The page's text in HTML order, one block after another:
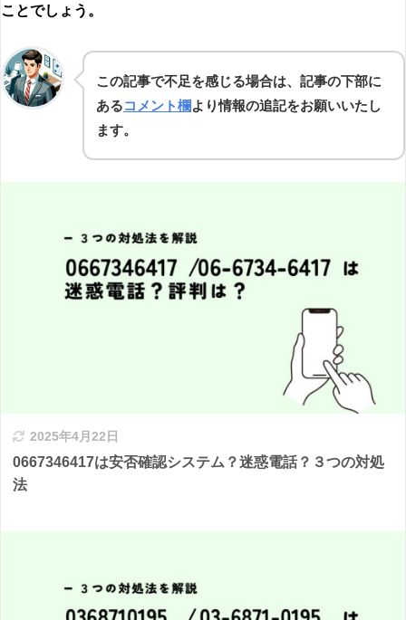
ことでしょう。
この記事で不足を感じる場合は、記事の下部に
あるコメント欄より情報の追記をお願いいたし
ます。
2025年4月22日
0667346417は安否確認システム？迷惑電話？３つの対処
法